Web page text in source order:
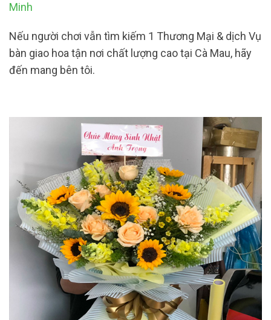
Minh
Nếu người chơi vẫn tìm kiếm 1 Thương Mại & dịch Vụ
bàn giao hoa tận nơi chất lượng cao tại Cà Mau, hãy
đến mang bên tôi.